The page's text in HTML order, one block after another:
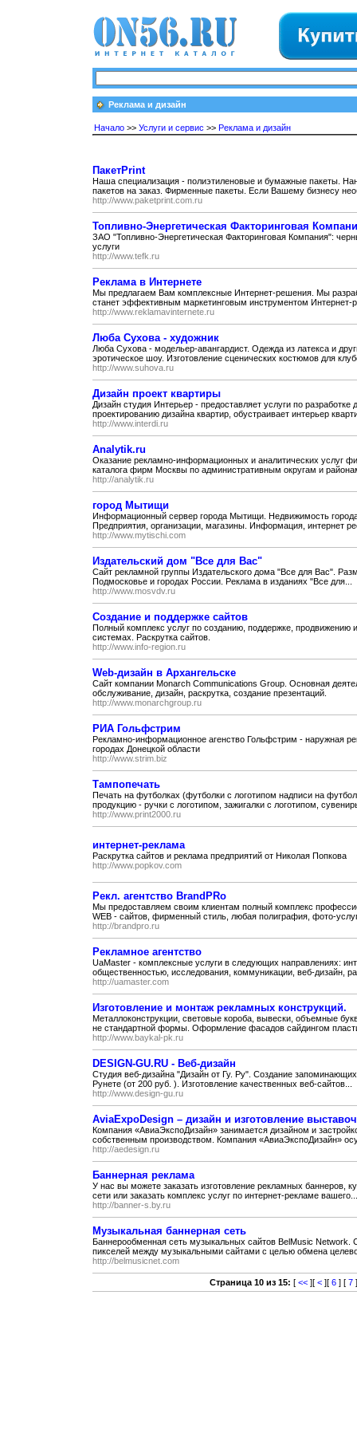
Реклама и дизайн
Начало >> Услуги и сервис >> Реклама и дизайн
ПакетPrint
Наша специализация - полиэтиленовые и бумажные пакеты.
пакетов на заказ. Фирменные пакеты. Если Вашему бизнесу
http://www.paketprint.com.ru
Топливно-Энергетическая Факторинговая
ЗАО "Топливно-Энергетическая Факторинговая Компания":
услуги
http://www.tefk.ru
Реклама в Интернете
Мы предлагаем Вам комплексные Интернет-решения. Мы
станет эффективным маркетинговым инструментом Интернет-
http://www.reklamavinternete.ru
Люба Сухова - художник
Люба Сухова - модельер-авангардист. Одежда из латекса и
эротическое шоу. Изготовление сценических костюмов для
http://www.suhova.ru
Дизайн проект квартиры
Дизайн студия Интерьер - предоставляет услуги по разработке
проектированию дизайна квартир, обустраивает интерьер
http://www.interdi.ru
Analytik.ru
Оказание рекламно-информационных и аналитических услуг
каталога фирм Москвы по административным округам и
http://analytik.ru
город Мытищи
Информационный сервер города Мытищи. Недвижимость
Предприятия, организации, магазины. Информация, интернет
http://www.mytischi.com
Издательский дом "Все для Вас"
Сайт рекламной группы Издательского дома "Все для Вас".
Подмосковье и городах России. Реклама в изданиях "Все для...
http://www.mosvdv.ru
Создание и поддержке сайтов
Полный комплекс услуг по созданию, поддержке, продвижению
системах. Раскрутка сайтов.
http://www.info-region.ru
Web-дизайн в Архангельске
Сайт компании Monarch Communications Group. Основная
обслуживание, дизайн, раскрутка, создание презентаций.
http://www.monarchgroup.ru
РИА Гольфстрим
Рекламно-информационное агенство Гольфстрим - наружная
городах Донецкой области
http://www.strim.biz
Тампопечать
Печать на футболках (футболки с логотипом надписи на
продукцию - ручки с логотипом, зажигалки с логотипом,
http://www.print2000.ru
интернет-реклама
Раскрутка сайтов и реклама предприятий от Николая Попкова
http://www.popkov.com
Рекл. агентство BrandPRo
Мы предоставляем своим клиентам полный комплекс
WEB - сайтов, фирменный стиль, любая полиграфия, фото-
http://brandpro.ru
Рекламное агентство
UaMaster - комплексные услуги в следующих направлениях:
общественностью, исследования, коммуникации, веб-дизайн,
http://uamaster.com
Изготовление и монтаж рекламных конструкций.
Металлоконструкции, световые короба, вывески, объемные
не стандартной формы. Оформление фасадов сайдингом
http://www.baykal-pk.ru
DESIGN-GU.RU - Веб-дизайн
Студия веб-дизайна "Дизайн от Гу. Ру". Создание
Рунете (от 200 руб. ). Изготовление качественных веб-сайтов...
http://www.design-gu.ru
AviaExpoDesign – дизайн и изготовление
Компания «АвиаЭкспоДизайн» занимается дизайном и
собственным производством. Компания «АвиаЭкспоДизайн»
http://aedesign.ru
Баннерная реклама
У нас вы можете заказать изготовление рекламных баннеров,
сети или заказать комплекс услуг по интернет-рекламе вашего...
http://banner-s.by.ru
Музыкальная баннерная сеть
Баннерообменная сеть музыкальных сайтов BelMusic
пикселей между музыкальными сайтами с целью обмена
http://belmusicnet.com
Страница 10 из 15: [ <<][ <][ 6] [ 7